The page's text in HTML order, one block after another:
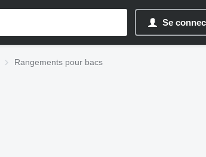
Se
Rangements pour bacs